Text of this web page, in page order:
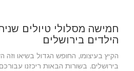
חמישה מסלולי טיולים
הילדים בירושלים
הקיץ בעיצומו, החופש הגדול בשיאו וזה
בירושלים. בשורות הבאות ריכזנו